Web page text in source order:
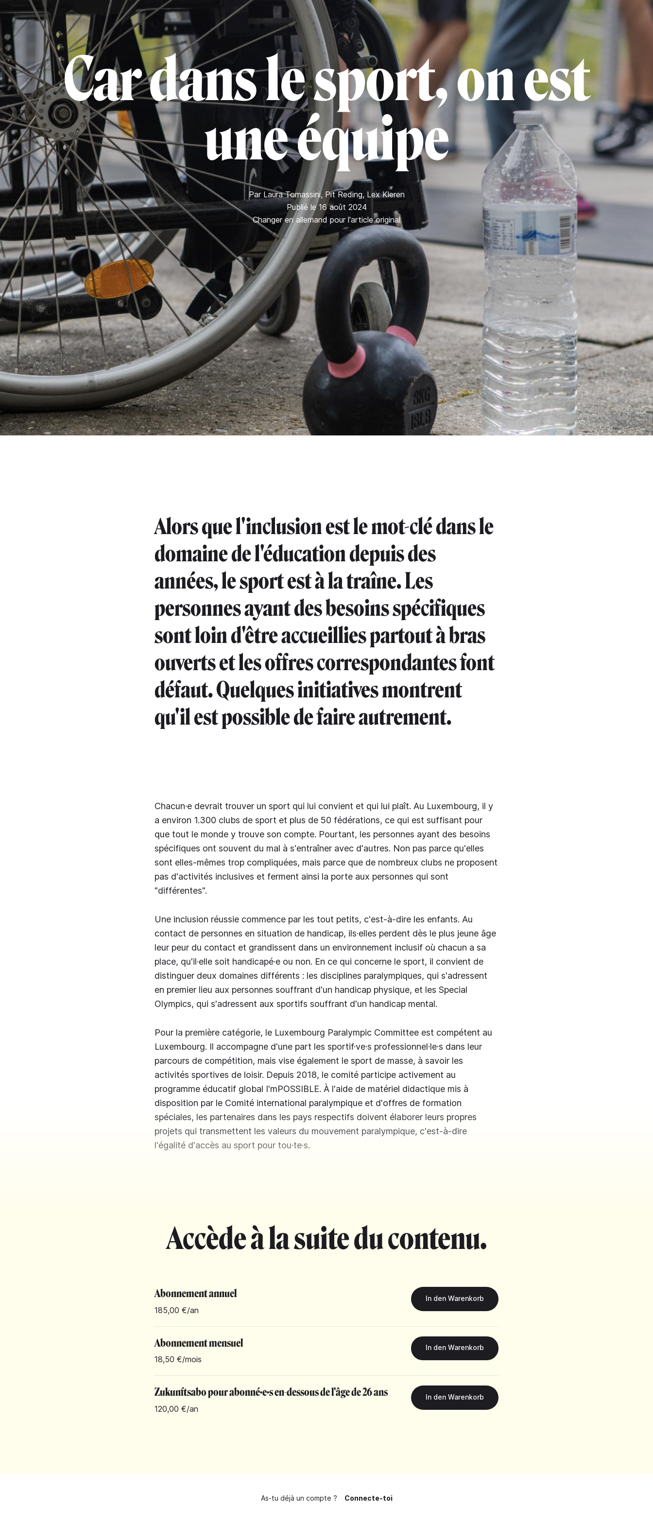
Car dans le sport, on est
une équipe
Par Laura Tomassini, Pit Reding, Lex Kleren
Publié le 16 août 2024
Changer en allemand pour l'article original
Alors que l'inclusion est le mot-clé dans le
domaine de l'éducation depuis des
années, le sport est à la traîne. Les
personnes ayant des besoins spécifiques
sont loin d'être accueillies partout à bras
ouverts et les offres correspondantes font
défaut. Quelques initiatives montrent
qu'il est possible de faire autrement.
Chacun·e devrait trouver un sport qui lui convient et qui lui plaît. Au Luxembourg, il y
a environ 1.300 clubs de sport et plus de 50 fédérations, ce qui est suffisant pour
que tout le monde y trouve son compte. Pourtant, les personnes ayant des besoins
spécifiques ont souvent du mal à s'entraîner avec d'autres. Non pas parce qu'elles
sont elles-mêmes trop compliquées, mais parce que de nombreux clubs ne proposent
pas d'activités inclusives et ferment ainsi la porte aux personnes qui sont
"différentes".
Une inclusion réussie commence par les tout petits, c'est-à-dire les enfants. Au
contact de personnes en situation de handicap, ils·elles perdent dès le plus jeune âge
leur peur du contact et grandissent dans un environnement inclusif où chacun a sa
place, qu'il·elle soit handicapé·e ou non. En ce qui concerne le sport, il convient de
distinguer deux domaines différents : les disciplines paralympiques, qui s'adressent
en premier lieu aux personnes souffrant d'un handicap physique, et les Special
Olympics, qui s'adressent aux sportifs souffrant d'un handicap mental.
Pour la première catégorie, le Luxembourg Paralympic Committee est compétent au
Luxembourg. Il accompagne d'une part les sportif·ve·s professionnel·le·s dans leur
parcours de compétition, mais vise également le sport de masse, à savoir les
activités sportives de loisir. Depuis 2018, le comité participe activement au
programme éducatif global I'mPOSSIBLE. À l'aide de matériel didactique mis à
disposition par le Comité international paralympique et d'offres de formation
spéciales, les partenaires dans les pays respectifs doivent élaborer leurs propres
projets qui transmettent les valeurs du mouvement paralympique, c'est-à-dire
l'égalité d'accès au sport pour tou·te·s.
Accède à la suite du contenu.
Abonnement annuel
185,00 €/an
Abonnement mensuel
18,50 €/mois
Zukunftsabo pour abonné·e·s en-dessous de l'âge de 26 ans
120,00 €/an
As-tu déjà un compte ? Connecte-toi